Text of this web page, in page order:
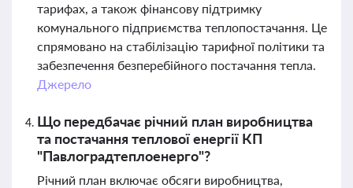
тарифах, а також фінансову підтримку
комунального підприємства теплопостачання. Це
спрямовано на стабілізацію тарифної політики та
забезпечення безперебійного постачання тепла.
Джерело
Що передбачає річний план виробництва
та постачання теплової енергії КП
"Павлоградтеплоенерго"?
Річний план включає обсяги виробництва,